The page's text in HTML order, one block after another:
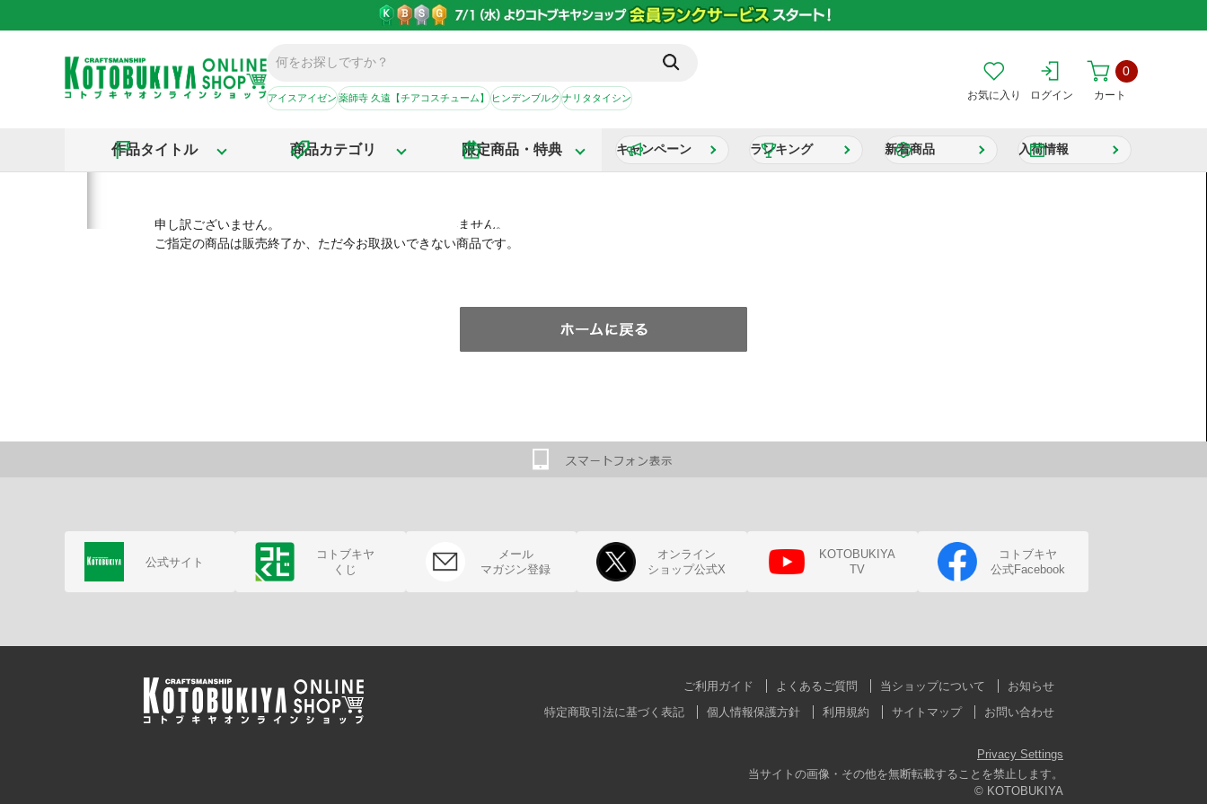
アイスアイゼン薬師寺 久遠【チアコスチューム】ヒンデンブルクナリタタイシン お気に入り ログイン カート
0
作品タイトル 商品カテゴリ 限定商品・特典 キャンペーン ランキング 新着商品 入荷情報
申し訳ございません。
ご指定の商品は販売終了か、ただ今お取扱いできない商品です。
公式サイト
コトブキヤ
くじ
メール
マガジン登録
オンライン
ショップ公式X
KOTOBUKIYA
TV
コトブキヤ
公式Facebook
ご利用ガイド よくあるご質問 当ショップについて
お知らせ
特定商取引法に基づく表記
個人情報保護方針 利用規約 サイトマップ お問い合わせ
Privacy Settings
当サイトの画像・その他を無断転載することを禁止します。
© KOTOBUKIYA